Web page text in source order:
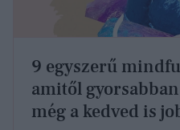
9 egyszerű
amitől
még a kedved is